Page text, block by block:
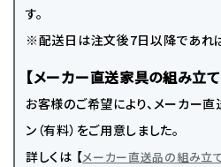
す。
※配送日は注文後7日以降であれ
【メーカー直送家具の組み立
お客様のご希望により、メーカー
ン（有料）をご用意しました。
詳しくは 【メーカー直送品の組み立